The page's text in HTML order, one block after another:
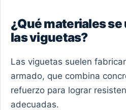
¿Qué materiales
las viguetas?
Las viguetas suelen
armado, que combina
refuerzo para lograr
adecuadas.